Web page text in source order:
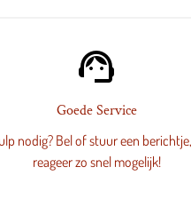
support_agent
Goede Service
nodig? Bel of stuur een
reageer zo snel mogelijk!